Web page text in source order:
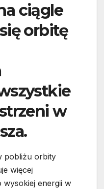
ciągle
orbitę
w
pobliżu orbity
więcej
wysokiej energii w